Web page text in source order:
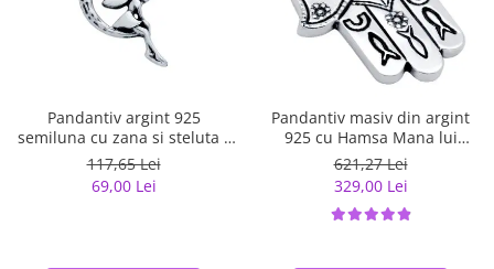
Pandantiv argint 925
semiluna cu zana si steluta -
Be Fantastic PSX0560
117,65 Lei
69,00 Lei
Pandantiv masiv din argint
925 cu Hamsa Mana lui
Fatima
621,27 Lei
329,00 Lei